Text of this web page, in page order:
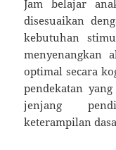
Jam belajar
disesuaikan
kebutuhan
menyenangkan
optimal secara
pendekatan
jenjang
keterampilan